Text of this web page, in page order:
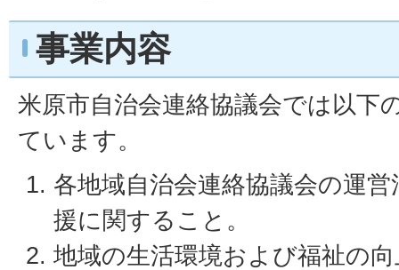
事業内容
米原市自治会連絡協議会では以下
ています。
各地域自治会連絡協議会の運
援に関すること。
地域の生活環境および福祉の